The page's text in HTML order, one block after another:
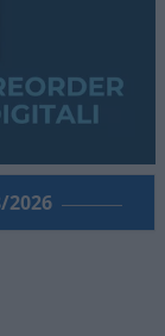
2026